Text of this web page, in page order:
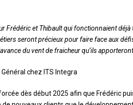
Frédéric et Thibault qui fonctionnaient
seront précieux pour faire face aux
du vent de fraicheur qu’ils
chez ITS Integra
dès début 2025 afin que Frédéric